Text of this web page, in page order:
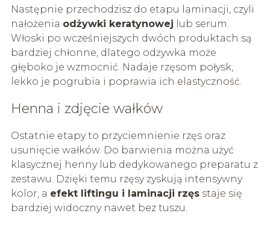
Następnie przechodzisz do etapu laminacji, czyli
nałożenia odżywki keratynowej lub serum.
Włoski po wcześniejszych dwóch produktach są
bardziej chłonne, dlatego odżywka może
głęboko je wzmocnić. Nadaje rzęsom połysk,
lekko je pogrubia i poprawia ich elastyczność.
Henna i zdjęcie wałków
Ostatnie etapy to przyciemnienie rzęs oraz
usunięcie wałków. Do barwienia można użyć
klasycznej henny lub dedykowanego preparatu z
zestawu. Dzięki temu rzęsy zyskują intensywny
kolor, a efekt liftingu i laminacji rzęsstaje się
bardziej widoczny nawet bez tuszu.